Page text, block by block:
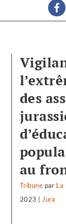
des
au
Tribune par La
2023 |Jura